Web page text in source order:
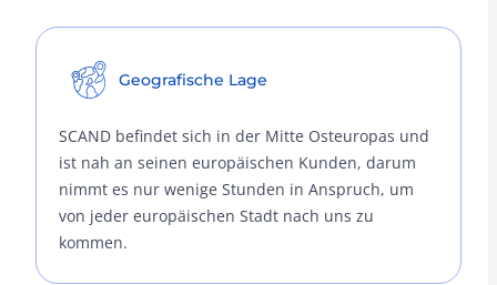
Geografische Lage
SCAND befindet sich in der Mitte Osteuropas und
ist nah an seinen europäischen Kunden, darum
nimmt es nur wenige Stunden in Anspruch, um
von jeder europäischen Stadt nach uns zu
kommen.